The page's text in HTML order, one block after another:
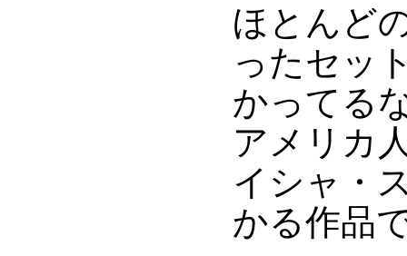
ほとんど
ったセッ
かってる
アメリカ
イシャ・
かる作品